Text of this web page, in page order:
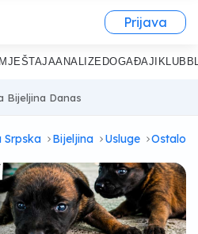
Prijava
ANALIZE DOGAĐAJI KLUB
Bijeljina Danas
Srpska Bijeljina Usluge Ostalo